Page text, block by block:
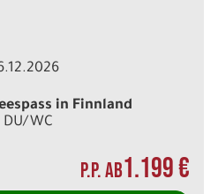
in Finnland
WC
P.P. AB1.199 €